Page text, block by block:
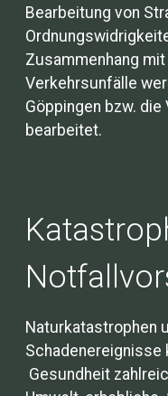
Bearbeitung von
Zusammenhang
Verkehrsunfälle
Göppingen bzw.
bearbeitet.
Naturkatastrophen
Schadenereignisse
Gesundheit